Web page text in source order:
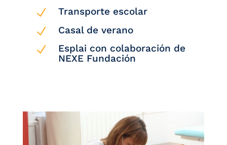
N Transporte escolar
N Casal de verano
N
Esplai con colaboración de
NEXE Fundación